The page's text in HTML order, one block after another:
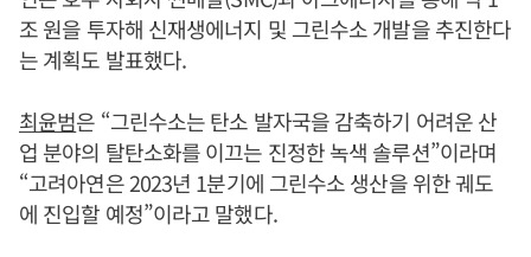
조 원을 투자해 신재생에너지 및 그린수소 개발을 추진한다
는 계획도 발표했다.
최윤범은 “그린수소는 탄소 발자국을 감축하기 어려운 산
업 분야의 탈탄소화를 이끄는 진정한 녹색 솔루션”이라며
“고려아연은 2023년 1분기에 그린수소 생산을 위한 궤도
에 진입할 예정”이라고 말했다.